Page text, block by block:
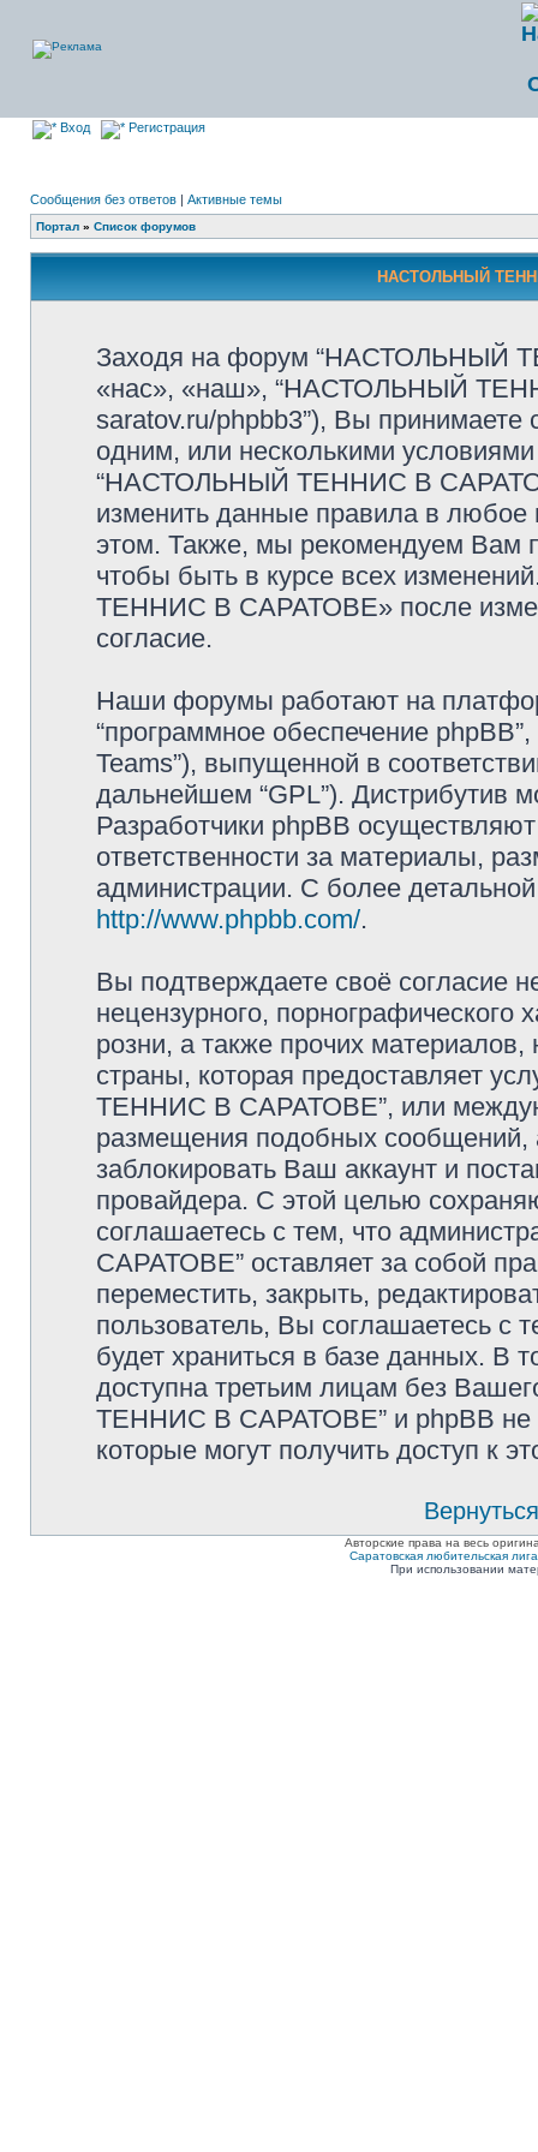
Вход Регистрация
Сообщения без ответов | Активные темы
Портал » Список форумов
НАСТОЛЬНЫЙ
Заходя на форум “НАСТОЛЬНЫЙ
«нас», «наш», “НАСТОЛЬНЫЙ
saratov.ru/phpbb3”), Вы
одним, или несколькими
“НАСТОЛЬНЫЙ ТЕННИС В
изменить данные правила в
этом. Также, мы рекомендуем Вам
чтобы быть в курсе всех
ТЕННИС В САРАТОВЕ» после
согласие.
Наши форумы работают на
“программное обеспечение
Teams”), выпущенной в
дальнейшем “GPL”). Дистрибутив
Разработчики phpBB
ответственности за материалы,
администрации. С более
http://www.phpbb.com/.
Вы подтверждаете своё согласие
нецензурного, порнографического
розни, а также прочих
страны, которая предоставляет
ТЕННИС В САРАТОВЕ”, или
размещения подобных
заблокировать Ваш аккаунт и
провайдера. С этой целью
соглашаетесь с тем, что
САРАТОВЕ” оставляет за собой
переместить, закрыть,
пользователь, Вы соглашаетесь с
будет храниться в базе данных. В
доступна третьим лицам без
ТЕННИС В САРАТОВЕ” и phpBB не
которые могут получить доступ к
Авторские права на весь
Саратовская любительская
При использовании